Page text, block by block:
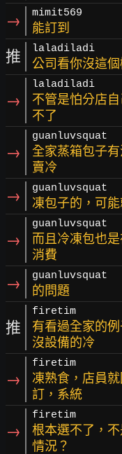
→ mimit569
能訂到
推 laladiladi
公司看你沒這
→
laladiladi
不管是怕分店
不了
→
guanluvsquat
全家蒸箱包子
賣冷
→ guanluvsquat
凍包子的，可
→
guanluvsquat
而且冷凍包也
消費
→ guanluvsquat
的問題
推
firetim
有看過全家的
沒設備的冷
→
firetim
凍熟食，店員
訂，系統
→
firetim
根本選不了，
情況？